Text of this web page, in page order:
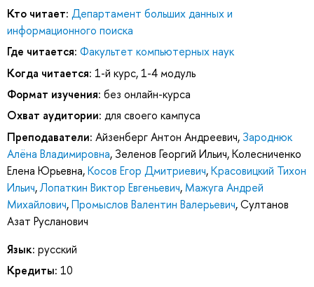
Кто читает: Департамент больших данных и
информационного поиска
Где читается: Факультет компьютерных наук
Когда читается: 1-й курс, 1-4 модуль
Формат изучения: без онлайн-курса
Охват аудитории: для своего кампуса
Преподаватели: Айзенберг Антон Андреевич, Зароднюк
Алёна Владимировна, Зеленов Георгий Ильич,Колесниченко
Елена Юрьевна,Косов Егор Дмитриевич,Красовицкий Тихон
Ильич,Лопаткин Виктор Евгеньевич, Мажуга Андрей
Михайлович,Промыслов Валентин Валерьевич,Султанов
Азат Русланович
Язык: русский
Кредиты: 10